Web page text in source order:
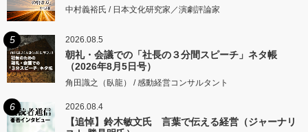
中村義裕氏 / 日本文化研究家／演劇評論家
5 2026.08.5
朝礼・会議での「社長の３分間スピーチ」ネタ帳
（2026年8月5日号）
角田識之（臥龍） / 感動経営コンサルタント
6 2026.08.4
【追悼】鈴木敏文氏 言葉で伝える経営（ジャーナリ